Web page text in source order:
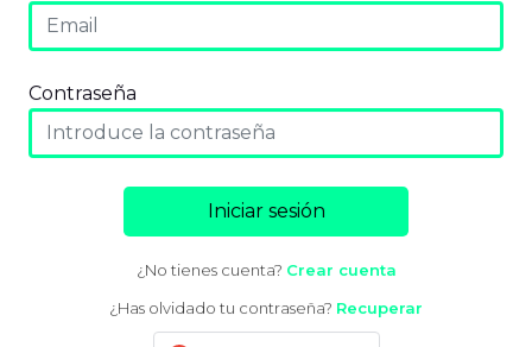
Contraseña
Iniciar sesión
¿No tienes cuenta? Crear cuenta
¿Has olvidado tu contraseña? Recuperar